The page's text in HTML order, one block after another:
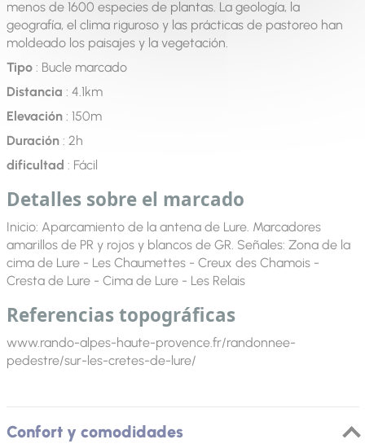
menos de 1600 especies de plantas. La geología, la
geografía, el clima riguroso y las prácticas de pastoreo han
moldeado los paisajes y la vegetación.
Tipo: Bucle marcado
Distancia : 4.1km
Elevación: 150m
Duración: 2h
dificultad : Fácil
Detalles sobre el marcado
Inicio: Aparcamiento de la antena de Lure. Marcadores
amarillos de PR y rojos y blancos de GR. Señales: Zona de la
cima de Lure - Les Chaumettes - Creux des Chamois -
Cresta de Lure - Cima de Lure - Les Relais
Referencias topográficas
www.rando-alpes-haute-provence.fr/randonnee-
pedestre/sur-les-cretes-de-lure/
Confort y comodidades